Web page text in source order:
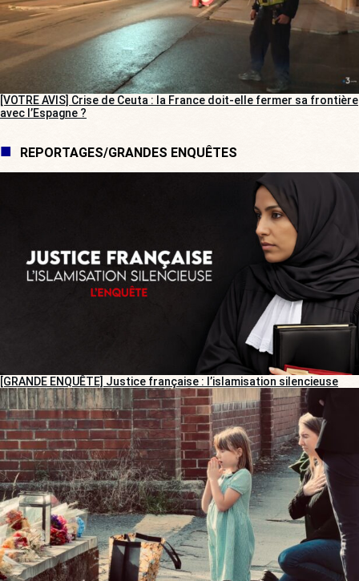
[VOTRE AVIS] Crise de Ceuta : la France doit-elle fermer sa frontière
avec l’Espagne ?
REPORTAGES/GRANDES ENQUÊTES
[GRANDE ENQUÊTE] Justice française : l’islamisation silencieuse